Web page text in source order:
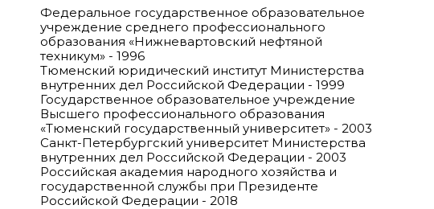
Федеральное государственное образовательное
учреждение среднего профессионального
образования «Нижневартовский нефтяной
техникум» - 1996
Тюменский юридический институт Министерства
внутренних дел Российской Федерации - 1999
Государственное образовательное учреждение
Высшего профессионального образования
«Тюменский государственный университет» - 2003
Санкт-Петербургский университет Министерства
внутренних дел Российской Федерации - 2003
Российская академия народного хозяйства и
государственной службы при Президенте
Российской Федерации - 2018